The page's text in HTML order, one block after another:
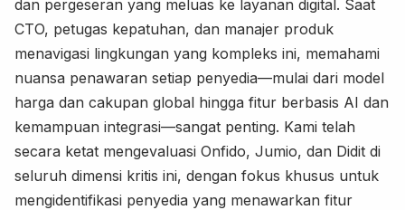
dan pergeseran yang meluas ke layanan digital. Saat
CTO, petugas kepatuhan, dan manajer produk
menavigasi lingkungan yang kompleks ini, memahami
nuansa penawaran setiap penyedia—mulai dari model
harga dan cakupan global hingga fitur berbasis AI dan
kemampuan integrasi—sangat penting. Kami telah
secara ketat mengevaluasi Onfido, Jumio, dan Didit di
seluruh dimensi kritis ini, dengan fokus khusus untuk
mengidentifikasi penyedia yang menawarkan fitur